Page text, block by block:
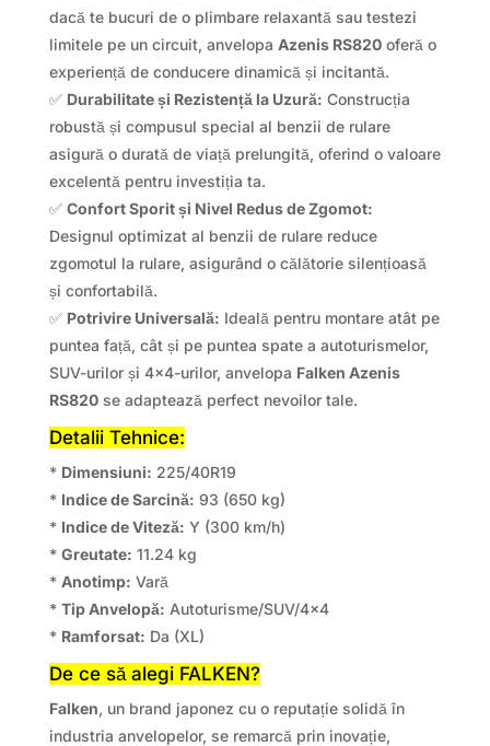
dacă te bucuri de o plimbare relaxantă sau testezi
limitele pe un circuit, anvelopa Azenis RS820oferă o
experiență de conducere dinamică și incitantă.
✅ Durabilitate și Rezistență la Uzură: Construcția
robustă și compusul special al benzii de rulare
asigură o durată de viață prelungită, oferind o valoare
excelentă pentru investiția ta.
✅ Confort Sporit și Nivel Redus de Zgomot:
Designul optimizat al benzii de rulare reduce
zgomotul la rulare, asigurând o călătorie silențioasă
și confortabilă.
✅ Potrivire Universală: Ideală pentru montare atât pe
puntea față, cât și pe puntea spate a autoturismelor,
SUV-urilor și 4×4-urilor, anvelopa Falken Azenis
RS820se adaptează perfect nevoilor tale.
Detalii Tehnice:
* Dimensiuni: 225/40R19
* Indice de Sarcină: 93 (650 kg)
* Indice de Viteză: Y (300 km/h)
* Greutate: 11.24 kg
* Anotimp: Vară
* Tip Anvelopă: Autoturisme/SUV/4×4
* Ramforsat: Da (XL)
De ce să alegi FALKEN?
Falken, un brand japonez cu o reputație solidă în
industria anvelopelor, se remarcă prin inovație,